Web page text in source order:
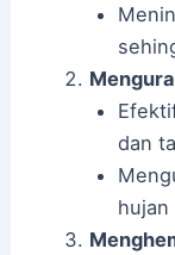
dan
hujan